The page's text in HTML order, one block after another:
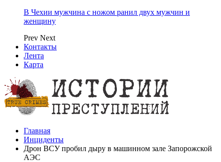
В Чехии мужчина с ножом ранил двух мужчин и
женщину
Prev Next
Контакты
Лента
Карта
Главная
Инциденты
Дрон ВСУ пробил дыру в машинном зале Запорожской
АЭС